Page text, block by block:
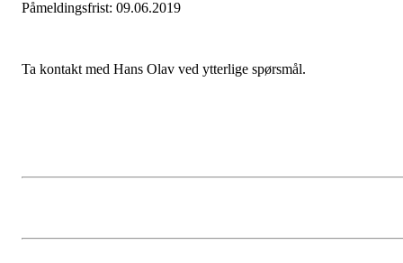
Påmeldingsfrist: 09.06.2019
Ta kontakt med Hans Olav ved ytterlige spørsmål.